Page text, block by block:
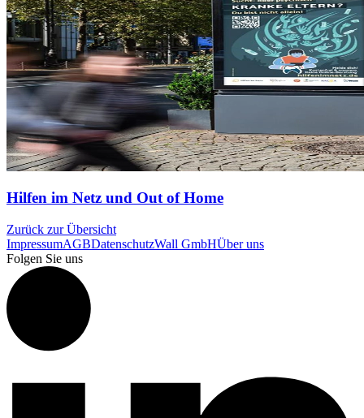
Hilfen im Netz und Out of Home
Zurück zur Übersicht
ImpressumAGBDatenschutzWall GmbHÜber uns
Folgen Sie uns